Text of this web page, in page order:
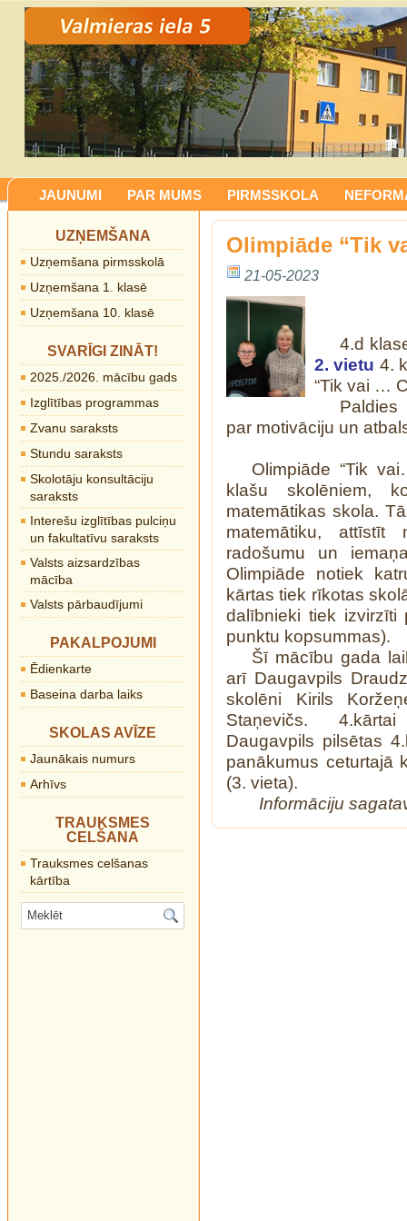
JAUNUMI PAR MUMS PIRMSSKOLA
UZŅEMŠANA
Uzņemšana pirmsskolā
Uzņemšana 1. klasē
Uzņemšana 10. klasē
SVARĪGI ZINĀT!
2025./2026. mācību gads
Izglītības programmas
Zvanu saraksts
Stundu saraksts
Skolotāju konsultāciju
saraksts
Interešu izglītības pulciņu
un fakultatīvu saraksts
Valsts aizsardzības
mācība
Valsts pārbaudījumi
PAKALPOJUMI
Ēdienkarte
Baseina darba laiks
SKOLAS AVĪZE
Jaunākais numurs
Arhīvs
TRAUKSMES
CELŠANA
Trauksmes celšanas
kārtība
Olimpiāde “Tik
21-05-2023
4.d
2. vietu 4.
“Tik vai …
Paldies
par motivāciju un
Olimpiāde “Tik
klašu skolēniem,
matemātikas skola.
matemātiku, attīstīt
radošumu un
Olimpiāde notiek
kārtas tiek rīkotas
dalībnieki tiek izvirzīti
punktu kopsummas).
Šī mācību gada
arī Daugavpils
skolēni Kirils
Staņevičs. 4.kārtai
Daugavpils pilsētas
panākumus ceturtajā
(3. vieta).
Informāciju